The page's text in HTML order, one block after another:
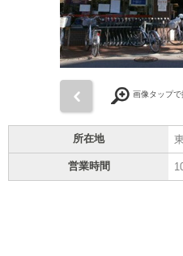
画像タップで
所在地
営業時間